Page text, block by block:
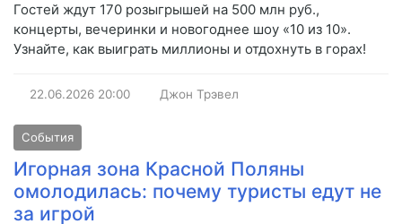
Гостей ждут 170 розыгрышей на 500 млн руб.,
концерты, вечеринки и новогоднее шоу «10 из 10».
Узнайте, как выиграть миллионы и отдохнуть в горах!
22.06.2026 20:00 Джон Трэвел
События
Игорная зона Красной Поляны
омолодилась: почему туристы едут не
за игрой